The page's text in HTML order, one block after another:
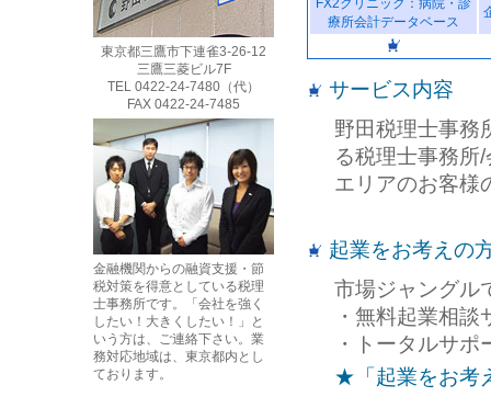
FX2クリニック：病院・診
療所会計データベース
サービス内容
野田税理士事務
る税理士事務所
エリアのお客様
起業をお考えの
市場ジャングル
・無料起業相談
・トータルサ
★「起業をお考
東京都三鷹市下連雀3-26-12
三鷹三菱ビル7F
TEL 0422-24-7480（代）
FAX 0422-24-7485
金融機関からの融資支援・節
税対策を得意としている税理
士事務所です。「会社を強く
したい！大きくしたい！」と
いう方は、ご連絡下さい。業
務対応地域は、東京都内とし
ております。